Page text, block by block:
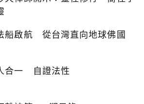
船啟航 從台灣直向地球佛國
合一 自證法性